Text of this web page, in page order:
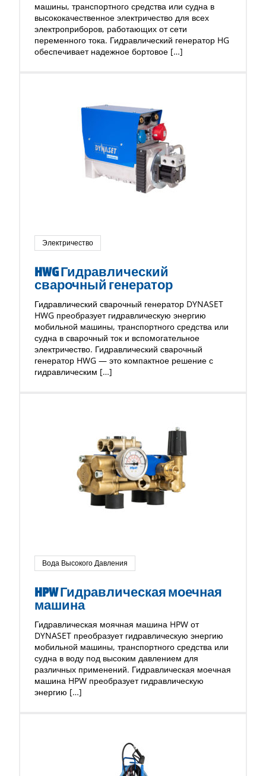
машины, транспортного средства или судна в
высококачественное электричество для всех
электроприборов, работающих от сети
переменного тока. Гидравлический генератор HG
обеспечивает надежное бортовое […]
Электричество
HWG Гидравлический
сварочный генератор
Гидравлический сварочный генератор DYNASET
HWG преобразует гидравлическую энергию
мобильной машины, транспортного средства или
судна в сварочный ток и вспомогательное
электричество. Гидравлический сварочный
генератор HWG — это компактное решение с
гидравлическим […]
Вода Высокого Давления
HPW Гидравлическая моечная
машина
Гидравлическая моячная машина HPW от
DYNASET преобразует гидравлическую энергию
мобильной машины, транспортного средства или
судна в воду под высоким давлением для
различных применений. Гидравлическая моечная
машина HPW преобразует гидравлическую
энергию […]